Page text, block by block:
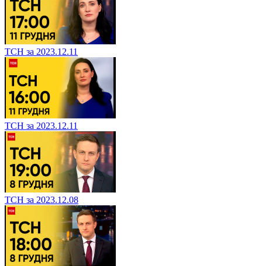
ТСН за 2023.12.11
ТСН за 2023.12.11
ТСН за 2023.12.08